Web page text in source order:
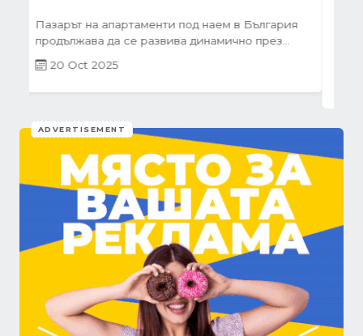
Скъпи дами, нека си признаем, че понякога
най-голямото предизвикателство в
ADVERTISEMENT